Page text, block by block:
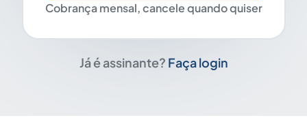
Cobrança mensal, cancele quando quiser
Já é assinante? Faça login